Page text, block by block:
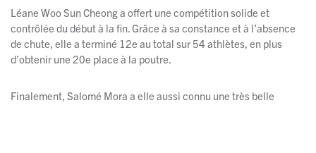
Léane Woo Sun Cheong a offert une compétition solide et
contrôlée du début à la fin. Grâce à sa constance et à l’absence
de chute, elle a terminé 12e au total sur 54 athlètes, en plus
d’obtenir une 20e place à la poutre.
Finalement, Salomé Mora a elle aussi connu une très belle